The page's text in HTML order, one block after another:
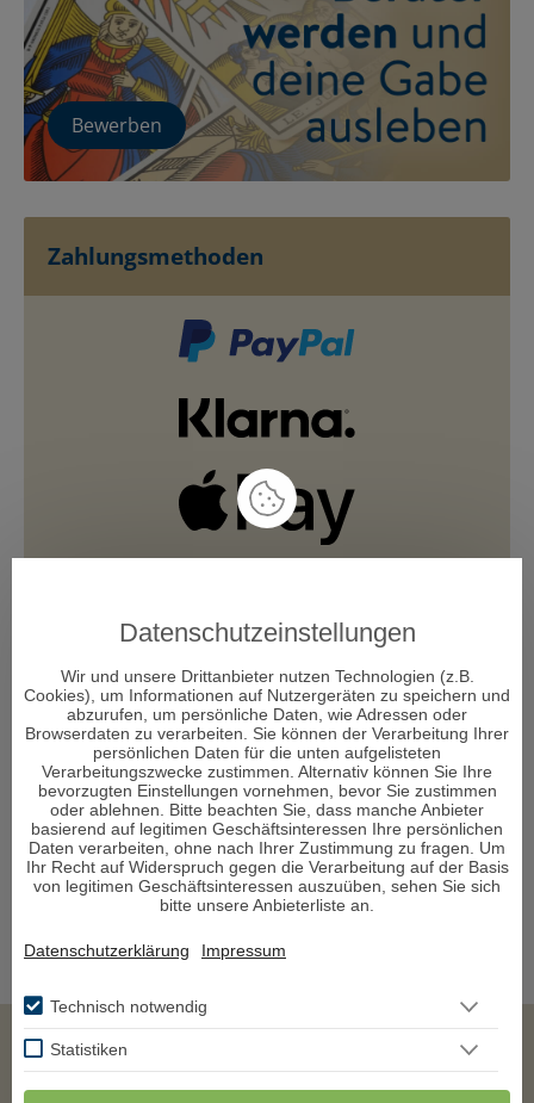
Bewerben
Zahlungsmethoden
Impressum
Datenschutzeinstellungen
Wir und unsere Drittanbieter nutzen Technologien (z.B.
Cookies), um Informationen auf Nutzergeräten zu speichern und
abzurufen, um persönliche Daten, wie Adressen oder
Browserdaten zu verarbeiten. Sie können der Verarbeitung Ihrer
persönlichen Daten für die unten aufgelisteten
Verarbeitungszwecke zustimmen. Alternativ können Sie Ihre
bevorzugten Einstellungen vornehmen, bevor Sie zustimmen
oder ablehnen. Bitte beachten Sie, dass manche Anbieter
basierend auf legitimen Geschäftsinteressen Ihre persönlichen
Daten verarbeiten, ohne nach Ihrer Zustimmung zu fragen. Um
Ihr Recht auf Widerspruch gegen die Verarbeitung auf der Basis
von legitimen Geschäftsinteressen auszuüben, sehen Sie sich
bitte unsere Anbieterliste an.
Datenschutzerklärung Impressum
Technisch notwendig
Statistiken